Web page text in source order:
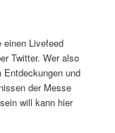
Livefeed
Twitter. Wer also
und
der Messe
will kann hier